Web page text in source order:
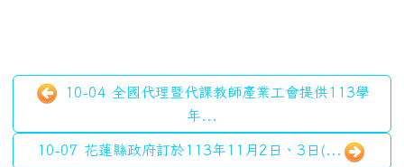
10-04 全國代理暨代課教師產業工會提供113學
年...
10-07 花蓮縣政府訂於113年11月2日、3日(...